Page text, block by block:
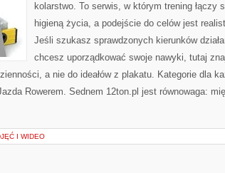
kolarstwo. To serwis, w którym trening łączy
higieną życia, a podejście do celów jest
Jeśli szukasz sprawdzonych kierunków
chcesz uporządkować swoje nawyki, tutaj
a nie do ideałów z plakatu. Kategorie dla
Rowerem. Sednem 12ton.pl jest równowaga:
I WIDEO